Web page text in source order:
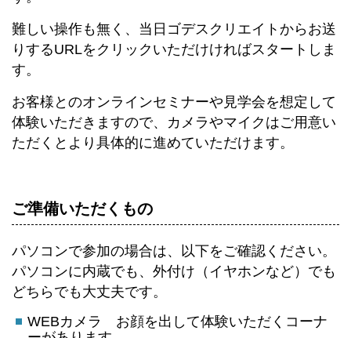
難しい操作も無く、当日ゴデスクリエイトからお送
りするURLをクリックいただけければスタートしま
す。
お客様とのオンラインセミナーや見学会を想定して
体験いただきますので、カメラやマイクはご用意い
ただくとより具体的に進めていただけます。
ご準備いただくもの
パソコンで参加の場合は、以下をご確認ください。
パソコンに内蔵でも、外付け（イヤホンなど）でも
どちらでも大丈夫です。
WEBカメラ お顔を出して体験いただくコーナ